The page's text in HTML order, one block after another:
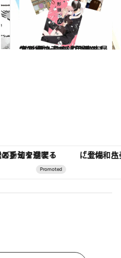
2024.9.6
“じれキュンラブ”から人生を問い直す注目作まで！ ブックライブ書店員すず木さんの【電子マンガ】ベスト3！
カルチャー
登場！生姜、山椒、大葉など目にも舌にも涼を呼ぶ郷土の味 ヴァシュロン・コンスタンタ